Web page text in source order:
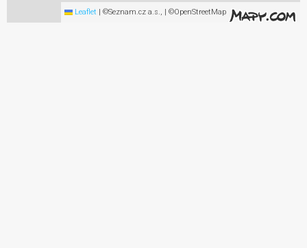
Leaflet | ©Seznam.cz a.s., | ©OpenStreetMap